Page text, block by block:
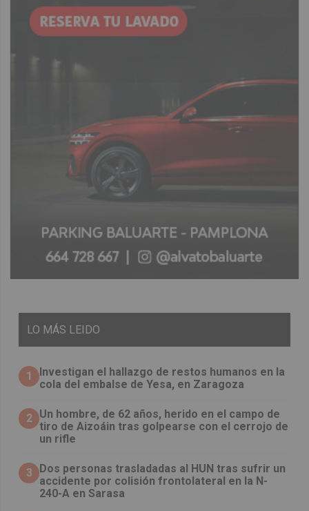
LO MÁS LEIDO
1
Investigan el hallazgo de restos humanos en la
cola del embalse de Yesa, en Zaragoza
2 Un hombre, de 62 años, herido en el campo de
tiro de Aizoáin tras golpearse con el cerrojo de
un rifle
3
​Dos personas trasladadas al HUN tras sufrir un
accidente por colisión frontolateral en la N-
240-A en Sarasa